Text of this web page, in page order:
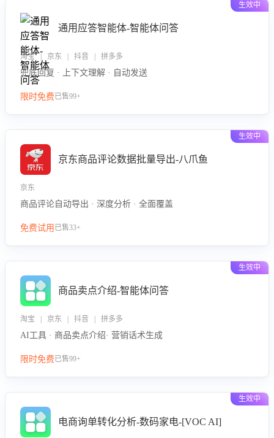
生效中
通用应答智能体-智能体问答
淘宝 | 京东 | 抖音 | 拼多多
兜底回复 · 上下文理解 · 自动发送
限时免费已售99+
生效中
京东商品评论数据批量导出-八爪鱼
京东
商品评论自动导出 · 深度分析 · 全面覆盖
免费试用 已售33+
生效中
商品卖点介绍-智能体问答
淘宝 | 京东 | 抖音 | 拼多多
AI工具 · 商品卖点介绍· 营销话术生成
限时免费已售99+
生效中
电商询单转化分析-数码家电-[VOC AI]